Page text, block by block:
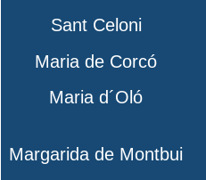
Sant Celoni
Maria de Corcó
Maria d´Oló
Margarida de Montbui